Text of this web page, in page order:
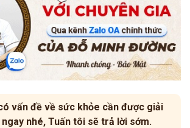
vấn đề về sức khỏe cần được giải
nhé, Tuấn tôi sẽ trả lời sớm.